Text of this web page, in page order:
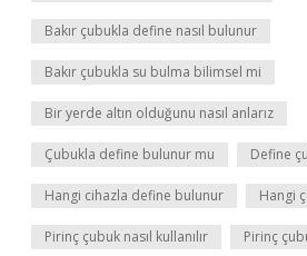
Bakır çubukla define nasıl bulunur
Bakır çubukla su bulma bilimsel mi
Bir yerde altın olduğunu nasıl anlarız
Çubukla define bulunur mu Define
Hangi cihazla define bulunur Hangi
Pirinç çubuk nasıl kullanılır Pirinç